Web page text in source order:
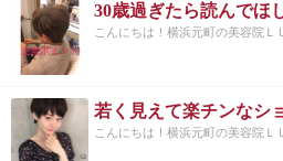
こんにちは！横浜元町の美容院Ｌ
若く見えて楽チンなシ
こんにちは！横浜元町の美容院Ｌ